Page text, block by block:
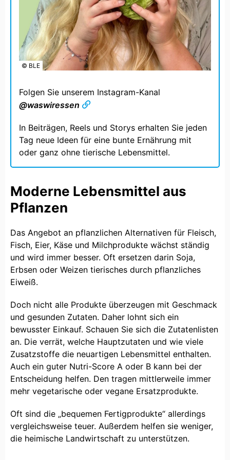
© BLE
Folgen Sie unserem Instagram-Kanal
@waswiressen
In Beiträgen, Reels und Storys erhalten Sie jeden
Tag neue Ideen für eine bunte Ernährung mit
oder ganz ohne tierische Lebensmittel.
Moderne Lebensmittel aus
Pflanzen
Das Angebot an pflanzlichen Alternativen für Fleisch,
Fisch, Eier, Käse und Milchprodukte wächst ständig
und wird immer besser. Oft ersetzen darin Soja,
Erbsen oder Weizen tierisches durch pflanzliches
Eiweiß.
Doch nicht alle Produkte überzeugen mit Geschmack
und gesunden Zutaten. Daher lohnt sich ein
bewusster Einkauf. Schauen Sie sich die Zutatenlisten
an. Die verrät, welche Hauptzutaten und wie viele
Zusatzstoffe die neuartigen Lebensmittel enthalten.
Auch ein guter Nutri-Score A oder B kann bei der
Entscheidung helfen. Den tragen mittlerweile immer
mehr vegetarische oder vegane Ersatzprodukte.
Oft sind die „bequemen Fertigprodukte“ allerdings
vergleichsweise teuer. Außerdem helfen sie weniger,
die heimische Landwirtschaft zu unterstützen.